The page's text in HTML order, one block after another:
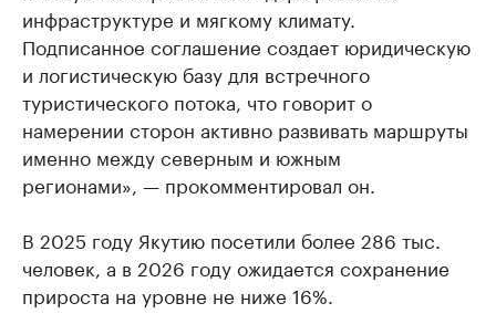
инфраструктуре и мягкому климату.
Подписанное соглашение создает юридическую
и логистическую базу для встречного
туристического потока, что говорит о
намерении сторон активно развивать маршруты
именно между северным и южным
регионами», — прокомментировал он.
В 2025 году Якутию посетили более 286 тыс.
человек, а в 2026 году ожидается сохранение
прироста на уровне не ниже 16%.